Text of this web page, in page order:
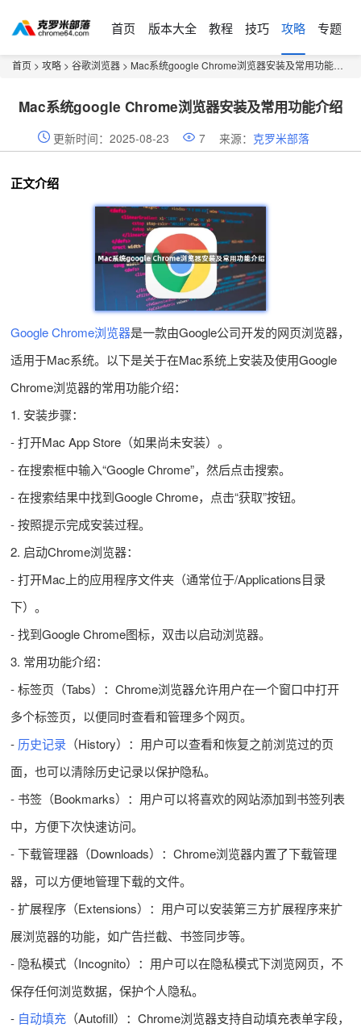
首页 版本大全 教程 技巧 攻略 专题
首页 > 攻略 > 谷歌浏览器 > Mac系统google Chrome浏览器安装及常用功能介绍
Mac系统google Chrome浏览器安装及常用功能介绍
更新时间：2025-08-23 7 来源： 克罗米部落
正文介绍
Google Chrome浏览器是一款由Google公司开发的网页浏览器，
适用于Mac系统。以下是关于在Mac系统上安装及使用Google
Chrome浏览器的常用功能介绍：
1. 安装步骤：
- 打开Mac App Store（如果尚未安装）。
- 在搜索框中输入“Google Chrome”，然后点击搜索。
- 在搜索结果中找到Google Chrome，点击“获取”按钮。
- 按照提示完成安装过程。
2. 启动Chrome浏览器：
- 打开Mac上的应用程序文件夹（通常位于/Applications目录
下）。
- 找到Google Chrome图标，双击以启动浏览器。
3. 常用功能介绍：
- 标签页（Tabs）：Chrome浏览器允许用户在一个窗口中打开
多个标签页，以便同时查看和管理多个网页。
- 历史记录（History）：用户可以查看和恢复之前浏览过的页
面，也可以清除历史记录以保护隐私。
- 书签（Bookmarks）：用户可以将喜欢的网站添加到书签列表
中，方便下次快速访问。
- 下载管理器（Downloads）：Chrome浏览器内置了下载管理
器，可以方便地管理下载的文件。
- 扩展程序（Extensions）：用户可以安装第三方扩展程序来扩
展浏览器的功能，如广告拦截、书签同步等。
- 隐私模式（Incognito）：用户可以在隐私模式下浏览网页，不
保存任何浏览数据，保护个人隐私。
- 自动填充（Autofill）：Chrome浏览器支持自动填充表单字段，